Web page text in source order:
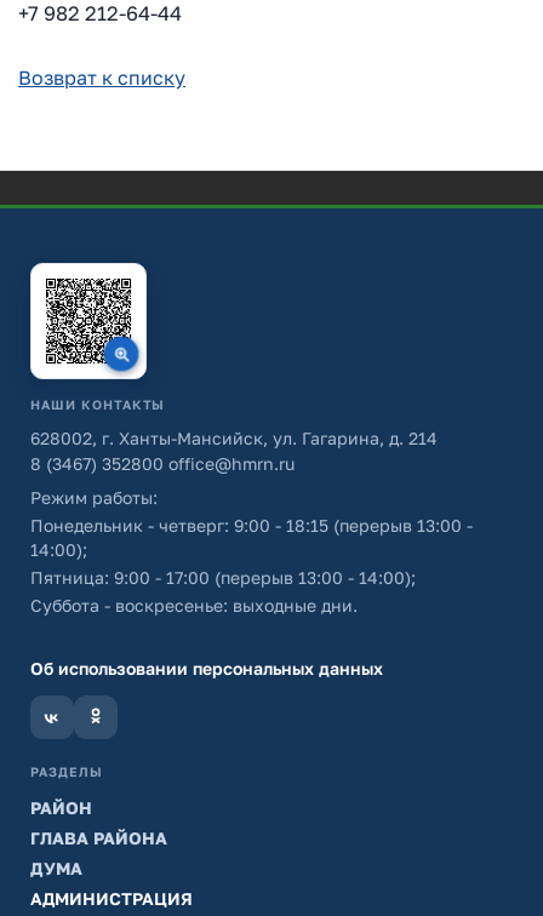
+7 982 212-64-44
Возврат к списку
НАШИ КОНТАКТЫ
628002, г. Ханты-Мансийск, ул. Гагарина, д. 214
8 (3467) 352800 office@hmrn.ru
Режим работы:
Понедельник - четверг: 9:00 - 18:15 (перерыв 13:00 -
14:00);
Пятница: 9:00 - 17:00 (перерыв 13:00 - 14:00);
Суббота - воскресенье: выходные дни.
Об использовании персональных данных
РАЗДЕЛЫ
РАЙОН
ГЛАВА РАЙОНА
ДУМА
АДМИНИСТРАЦИЯ